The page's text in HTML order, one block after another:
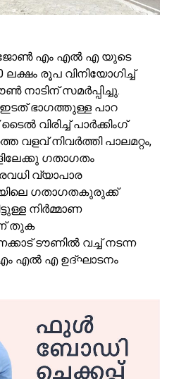
ജോൺ എം എൽ എ യുടെ
രൂപ വിനിയോഗിച്ച്
നാടിന് സമർപ്പിച്ചു.
ഭാഗത്തുള്ള പാറ
വിരിച്ച്‌ പാർക്കിംഗ്
വളവ്‌ നിവര്‍ത്തി പാലമറ്റം,
ഗതാഗതം
വ്യാപാര
ഗതാഗതകുരുക്ക്
നിർമ്മാണ
തുക
ടൗണിൽ വച്ച് നടന്ന
എൽ എ ഉദ്ഘാടനം